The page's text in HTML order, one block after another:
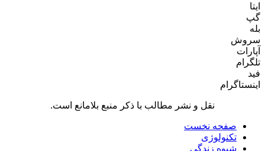
ایتا
گپ
بله
سروش
آپارات
تلگرام
فید
اینستاگرام
نقل و نشر مطالب با ذکر منبع بلامانع است.
صفحه نخست
تکنولوژی
شیوه زندگی